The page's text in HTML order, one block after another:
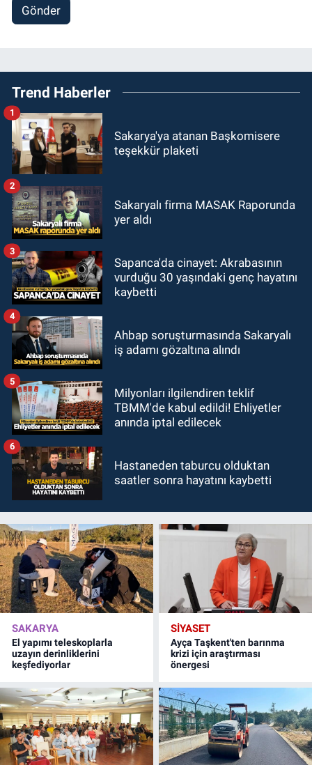
Gönder
Trend Haberler
Sakarya'ya atanan Başkomisere
teşekkür plaketi
1
Sakaryalı firma MASAK Raporunda
yer aldı
2
Sapanca'da cinayet: Akrabasının
vurduğu 30 yaşındaki genç hayatını
kaybetti
3
Ahbap soruşturmasında Sakaryalı
iş adamı gözaltına alındı
4
Milyonları ilgilendiren teklif
TBMM'de kabul edildi! Ehliyetler
anında iptal edilecek
5
Hastaneden taburcu olduktan
saatler sonra hayatını kaybetti
6
SAKARYA
El yapımı teleskoplarla
uzayın derinliklerini
keşfediyorlar
SİYASET
Ayça Taşkent'ten barınma
krizi için araştırması
önergesi